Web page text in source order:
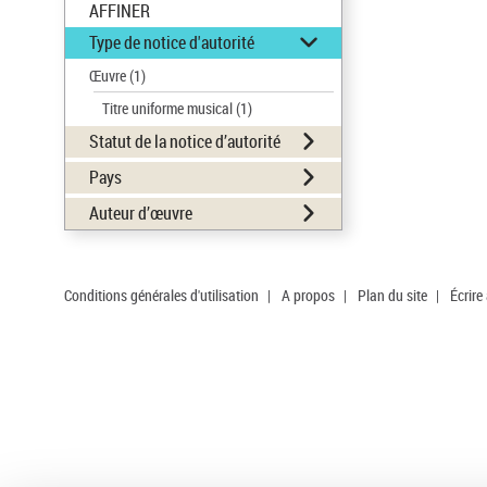
AFFINER
Type de notice d'autorité
Œuvre(1)
Titre uniforme musical(1)
Statut de la notice d’autorité
Pays
Auteur d’œuvre
Conditions générales d'utilisation | A propos | Plan du site |